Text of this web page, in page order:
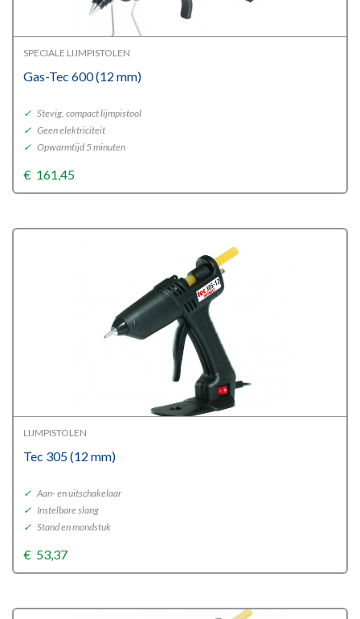
SPECIALE LIJMPISTOLEN
Gas-Tec 600 (12 mm)
✓ Stevig, compact lijmpistool
✓ Geen elektriciteit
✓ Opwarmtijd 5 minuten
€ 161,45
LIJMPISTOLEN
Tec 305 (12 mm)
✓ Aan- en uitschakelaar
✓ Instelbare slang
✓ Stand en mondstuk
€ 53,37